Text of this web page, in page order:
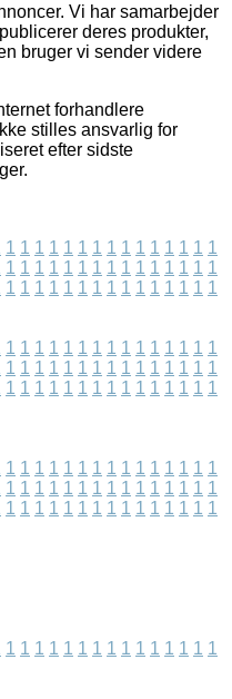
Vi har samarbejder
deres produkter,
bruger vi sender videre
forhandlere
stilles ansvarlig for
efter sidste
1 1 1 1 1 1 1 1 1 1 1 1 1 1 1
1 1 1 1 1 1 1 1 1 1 1 1 1 1 1
1 1 1 1 1 1 1 1 1 1 1 1 1 1 1
1 1 1 1 1 1 1 1 1 1 1 1 1 1 1
1 1 1 1 1 1 1 1 1 1 1 1 1 1 1
1 1 1 1 1 1 1 1 1 1 1 1 1 1 1
1 1 1 1 1 1 1 1 1 1 1 1 1 1 1
1 1 1 1 1 1 1 1 1 1 1 1 1 1 1
1 1 1 1 1 1 1 1 1 1 1 1 1 1 1
1 1 1 1 1 1 1 1 1 1 1 1 1 1 1